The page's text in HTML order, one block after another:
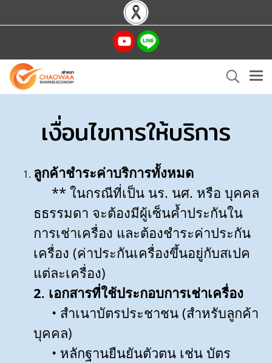
เงื่อนไขการให้บริการ
ลูกค้าชำระค่าบริการทั้งหมด
** ในกรณีที่เป็น นร. นศ. หรือ บุคคล
ธธรรมดา จะต้องมีผู้เซ็นค้ำประกันใน
การเช่าเครื่อง และต้องชำระค่าประกัน
เครื่อง (ค่าประกันเครื่องขึ้นอยู่กับสเปค
แต่ละเครื่อง)
2. เอกสารที่ใช้ประกอบการเช่าเครื่อง
• สำเนาบัตรประชาชน (สำหรับลูกค้า
บุคคล)
• หลักฐานยืนยันตัวตน เช่น บัตร